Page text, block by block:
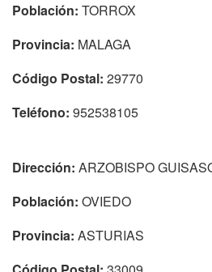
Población: TORROX
Provincia: MALAGA
Código Postal: 29770
Teléfono: 952538105
Dirección: ARZOBISPO
Población: OVIEDO
Provincia: ASTURIAS